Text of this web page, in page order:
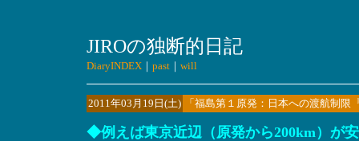
JIROの独断的日記
DiaryINDEX｜ past｜ will
2011年03月19日(土) 「福島第１原発：日本への渡航制
◆例えば東京近辺（原発から200km）が